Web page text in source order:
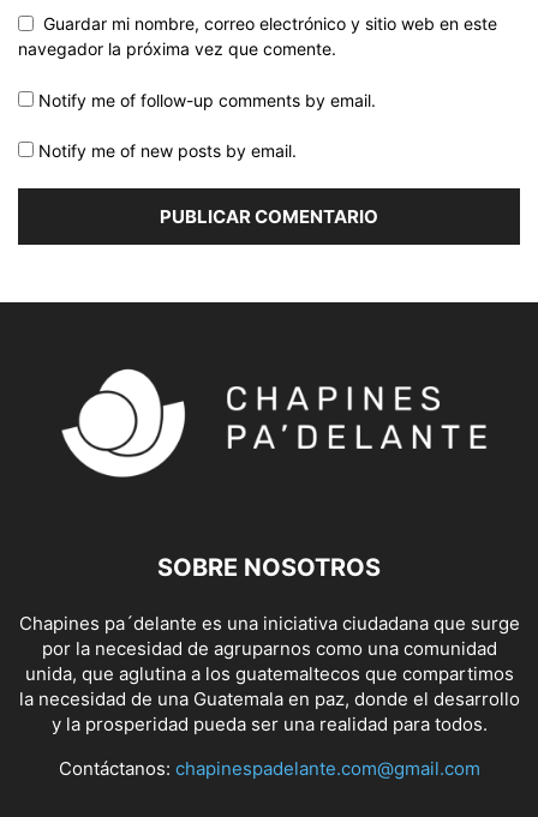
Guardar mi nombre, correo electrónico y sitio web en este
navegador la próxima vez que comente.
Notify me of follow-up comments by email.
Notify me of new posts by email.
SOBRE NOSOTROS
Chapines pa´delante es una iniciativa ciudadana que surge
por la necesidad de agruparnos como una comunidad
unida, que aglutina a los guatemaltecos que compartimos
la necesidad de una Guatemala en paz, donde el desarrollo
y la prosperidad pueda ser una realidad para todos.
Contáctanos: chapinespadelante.com@gmail.com